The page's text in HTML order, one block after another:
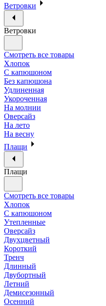
Ветровки
Ветровки
Смотреть все товары
Хлопок
С капюшоном
Без капюшона
Удлиненная
Укороченная
На молнии
Оверсайз
На лето
На весну
Плащи
Плащи
Смотреть все товары
Хлопок
С капюшоном
Утепленные
Оверсайз
Двухцветный
Короткий
Тренч
Длинный
Двубортный
Летний
Демисезонный
Осенний